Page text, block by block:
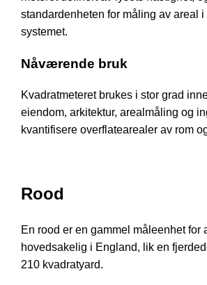
standardenheten for måling av areal i
systemet.
Nåværende bruk
Kvadratmeteret brukes i stor grad
eiendom, arkitektur, arealmåling og
kvantifisere overflatearealer av rom
Rood
En rood er en gammel måleenhet for
hovedsakelig i England, lik en
210 kvadratyard.